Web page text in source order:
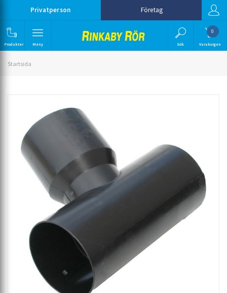
Privatperson Företag
Produkter Meny Sök
0
Varukorgen
Startsida